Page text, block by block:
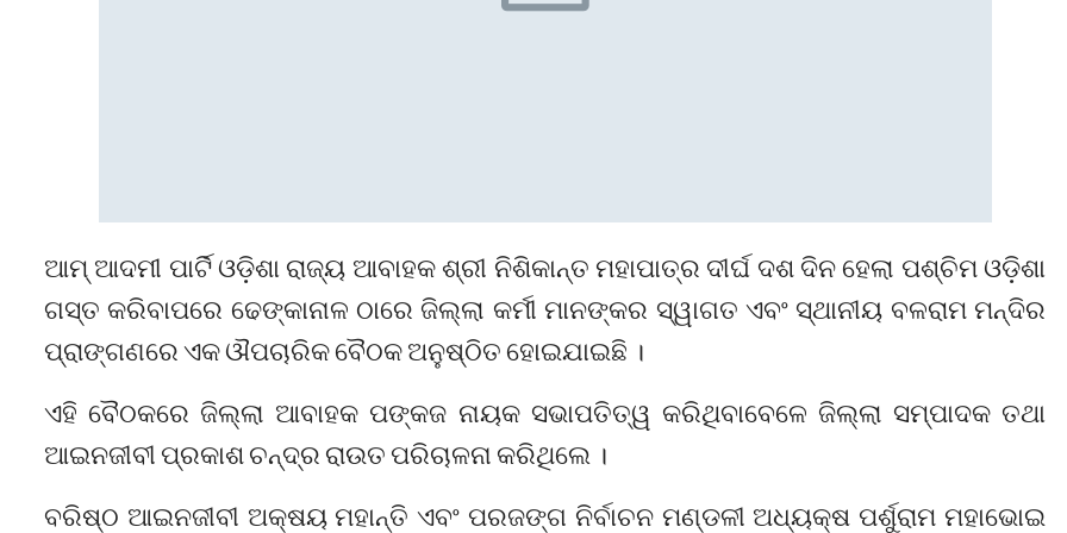
ଆମ୍ ଆଦମୀ ପାର୍ଟି ଓଡ଼ିଶା ରାଜ୍ୟ ଆବାହକ ଶ୍ରୀ ନିଶିକାନ୍ତ ମହାପାତ୍ର ଦୀର୍ଘ ଦଶ ଦିନ ହେଲା ପଶ୍ଚିମ ଓଡ଼ିଶା
ଗସ୍ତ କରିବାପରେ ଢେଙ୍କାନାଳ ଠାରେ ଜିଲ୍ଲା କର୍ମୀ ମାନଙ୍କର ସ୍ୱାଗତ ଏବଂ ସ୍ଥାନୀୟ ବଳରାମ ମନ୍ଦିର
ପ୍ରାଙ୍ଗଣରେ ଏକ ଔପଚାରିକ ବୈଠକ ଅନୁଷ୍ଠିତ ହୋଇଯାଇଛି ।
ଏହି ବୈଠକରେ ଜିଲ୍ଲା ଆବାହକ ପଙ୍କଜ ନାୟକ ସଭାପତିତ୍ୱ କରିଥିବାବେଳେ ଜିଲ୍ଲା ସମ୍ପାଦକ ତଥା
ଆଇନଜୀବୀ ପ୍ରକାଶ ଚନ୍ଦ୍ର ରାଉତ ପରିଚାଳନା କରିଥିଲେ ।
ବରିଷ୍ଠ ଆଇନଜୀବୀ ଅକ୍ଷୟ ମହାନ୍ତି ଏବଂ ପରଜଙ୍ଗ ନିର୍ବାଚନ ମଣ୍ଡଳୀ ଅଧ୍ୟକ୍ଷ ପର୍ଶୁରାମ ମହାଭୋଇ